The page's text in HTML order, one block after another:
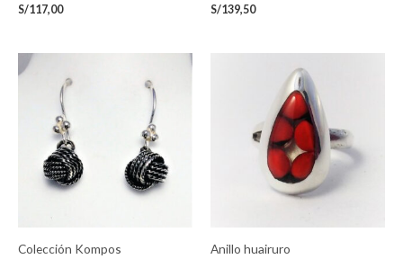
S/117,00 S/139,50
Colección Kompos Anillo huairuro